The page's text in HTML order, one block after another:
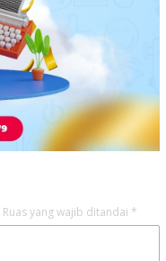
Ruas yang wajib ditandai *